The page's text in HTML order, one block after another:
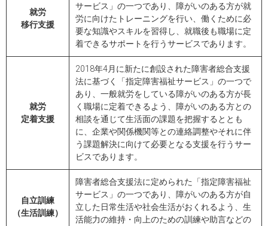
就労
移行支援
サービス」の一つであり、障がいのある方が就
労に向けたトレーニングを行い、働くために必
要な知識やスキルを習得し、就職後も職場に定
着できるサポートを行うサービスであります。
就労
定着支援
2018年4月に新たに創設された障害者総合支援
法に基づく「指定障害福祉サービス」の一つで
あり、一般就労をしている障がいのある方が長
く職場に定着できるよう、障がいのある方との
相談を通じて生活面の課題を把握するととも
に、企業や関係機関等との連絡調整やそれに伴
う課題解決に向けて必要となる支援を行うサー
ビスであります。
自立訓練
（生活訓練）
障害者総合支援法に定められた「指定障害福祉
サービス」の一つであり、障がいのある方が自
立した日常生活や社会生活がおくれるよう、生
活能力の維持・向上のための訓練や助言などの